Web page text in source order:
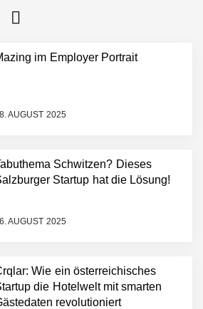
im Employer Portrait
AUGUST 2025
Schwitzen? Dieses
Startup hat die Lösung!
AUGUST 2025
Wie ein österreichisches
die Hotelwelt mit smarten
revolutioniert
Portrait
Tabuthema Schwitzen?
hat die Lösung!